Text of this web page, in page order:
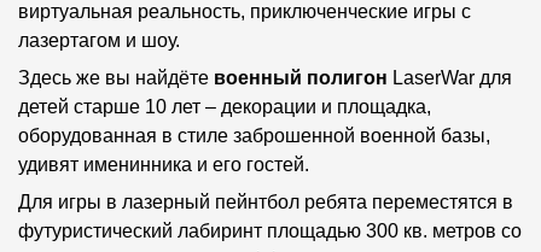
виртуальная реальность, приключенческие игры с
лазертагом и шоу.
Здесь же вы найдёте военный полигон LaserWar для
детей старше 10 лет – декорации и площадка,
оборудованная в стиле заброшенной военной базы,
удивят именинника и его гостей.
Для игры в лазерный пейнтбол ребята переместятся в
футуристический лабиринт площадью 300 кв. метров со